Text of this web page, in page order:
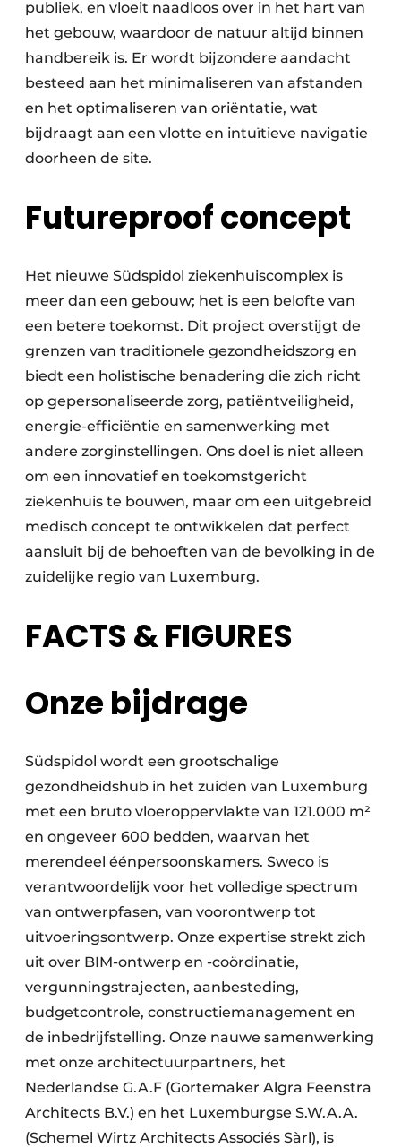
publiek, en vloeit naadloos over in het hart van
het gebouw, waardoor de natuur altijd binnen
handbereik is. Er wordt bijzondere aandacht
besteed aan het minimaliseren van afstanden
en het optimaliseren van oriëntatie, wat
bijdraagt aan een vlotte en intuïtieve navigatie
doorheen de site.
Futureproof concept
Het nieuwe Südspidol ziekenhuiscomplex is
meer dan een gebouw; het is een belofte van
een betere toekomst. Dit project overstijgt de
grenzen van traditionele gezondheidszorg en
biedt een holistische benadering die zich richt
op gepersonaliseerde zorg, patiëntveiligheid,
energie-efficiëntie en samenwerking met
andere zorginstellingen. Ons doel is niet alleen
om een innovatief en toekomstgericht
ziekenhuis te bouwen, maar om een uitgebreid
medisch concept te ontwikkelen dat perfect
aansluit bij de behoeften van de bevolking in de
zuidelijke regio van Luxemburg.
FACTS & FIGURES
Onze bijdrage
Südspidol wordt een grootschalige
gezondheidshub in het zuiden van Luxemburg
met een bruto vloeroppervlakte van 121.000 m²
en ongeveer 600 bedden, waarvan het
merendeel éénpersoonskamers. Sweco is
verantwoordelijk voor het volledige spectrum
van ontwerpfasen, van voorontwerp tot
uitvoeringsontwerp. Onze expertise strekt zich
uit over BIM-ontwerp en -coördinatie,
vergunningstrajecten, aanbesteding,
budgetcontrole, constructiemanagement en
de inbedrijfstelling. Onze nauwe samenwerking
met onze architectuurpartners, het
Nederlandse G.A.F (Gortemaker Algra Feenstra
Architects B.V.) en het Luxemburgse S.W.A.A.
(Schemel Wirtz Architects Associés Sàrl), is